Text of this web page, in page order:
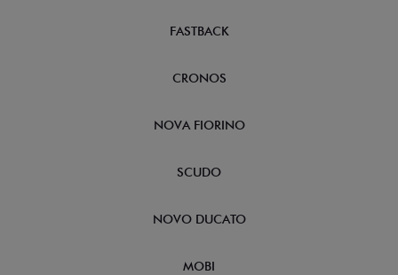
FASTBACK
CRONOS
NOVA FIORINO
SCUDO
NOVO DUCATO
MOBI